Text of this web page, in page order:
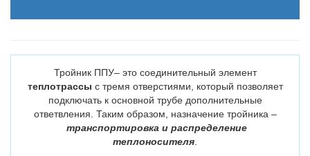
Тройник ППУ– это соединительный элемент
теплотрассы с тремя отверстиями, который позволяет
подключать к основной трубе дополнительные
ответвления. Таким образом, назначение тройника –
транспортировка и распределение
теплоносителя